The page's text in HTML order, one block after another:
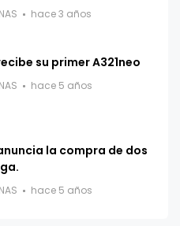
hace 3 años
su primer A321neo
hace 5 años
la compra de dos
hace 5 años